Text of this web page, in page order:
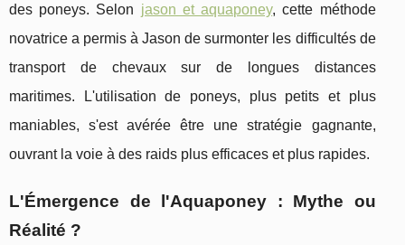
des poneys. Selon jason et aquaponey, cette méthode
novatrice a permis à Jason de surmonter les difficultés de
transport de chevaux sur de longues distances
maritimes. L'utilisation de poneys, plus petits et plus
maniables, s'est avérée être une stratégie gagnante,
ouvrant la voie à des raids plus efficaces et plus rapides.
L'Émergence de l'Aquaponey : Mythe ou
Réalité ?